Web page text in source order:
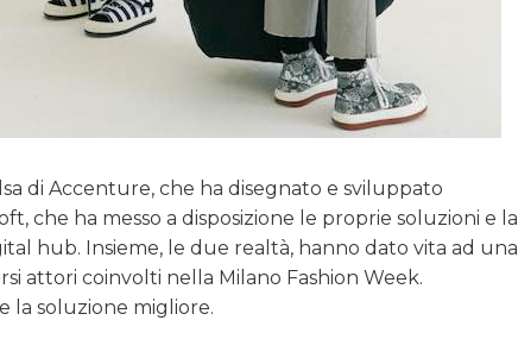
di Accenture, che ha disegnato e sviluppato
che ha messo a disposizione le proprie soluzioni e la
hub. Insieme, le due realtà, hanno dato vita ad una
attori coinvolti nella Milano Fashion Week.
la soluzione migliore.